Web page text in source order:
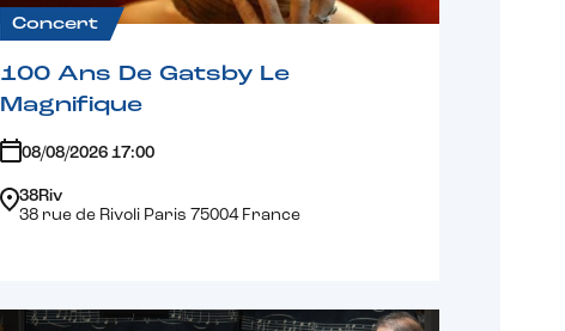
Concert
100 Ans De Gatsby Le
Magnifique
08/08/2026 17:00
38Riv
38 rue de Rivoli Paris 75004 France